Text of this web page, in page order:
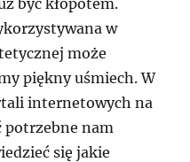
w
może
piękny uśmiech. W
internetowych na
potrzebne nam
się jakie